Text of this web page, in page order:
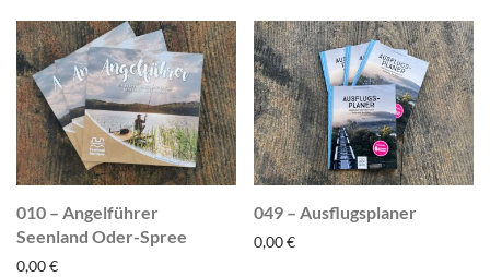
010 – Angelführer
Seenland Oder-Spree
0,00€
049 – Ausflugsplaner
0,00€